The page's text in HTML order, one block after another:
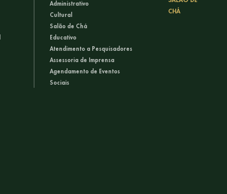
Administrativo
Cultural
Salão de Chá
Educativo
Atendimento a Pesquisadores
Assessoria de Imprensa
Agendamento de Eventos
Sociais
CHÁ